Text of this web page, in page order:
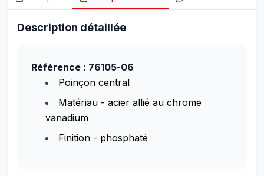
Description détaillée
Référence : 76105-06
Poinçon central
Matériau - acier allié au chrome
vanadium
Finition - phosphaté